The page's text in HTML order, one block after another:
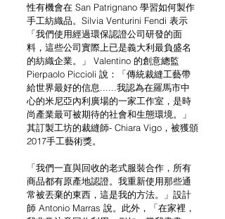
性有機會在 San Patrignano 學習如何製作
手工紡織品。Silvia Venturini Fendi 表示
「我們使用經過環保認證公司研發的面
料，這些公司實際上已是義大利最負盛名
的紡織企業。」 Valentino 的創意總監
Pierpaolo Piccioli 說：「傳統裁縫工藝帶
給世界最好的信息......我認為在羅馬市中
心的米尼亞內利廣場的一家工作室，是時
尚產業最可被期待的社會和生態環境。」
其訂製工坊的裁縫師- Chiara Vigo，被獲頒
2017手工藝術獎。
「我們一直與回收的老式服裝合作，所有
商品都有原產地認證。我重新使用那些通
常被丟棄的東西，這是我的方法。」設計
師 Antonio Marras 說。此外，「在家裡，